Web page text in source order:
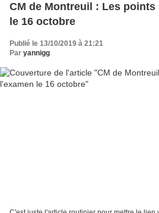
CM de Montreuil : Les
le 16 octobre
Publié le 13/10/2019 à 21:21
Par yannigg